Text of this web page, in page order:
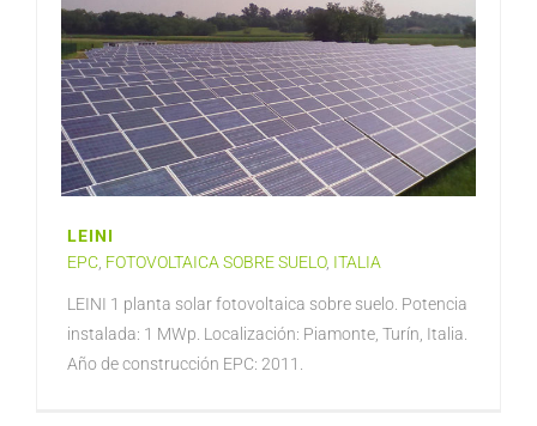
LEINI
EPC FOTOVOLTAICA SOBRE SUELO, ITALIA
LEINI 1 planta solar fotovoltaica sobre suelo. Potencia
instalada: 1 MWp. Localización: Piamonte, Turín, Italia.
Año de construcción EPC: 2011.